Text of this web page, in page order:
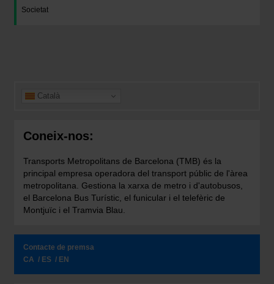
Societat
Català
Coneix-nos:
Transports Metropolitans de Barcelona (TMB) és la
principal empresa operadora del transport públic de l'àrea
metropolitana. Gestiona la xarxa de metro i d'autobusos,
el Barcelona Bus Turístic, el funicular i el telefèric de
Montjuïc i el Tramvia Blau.
Contacte de premsa
CA
ES EN